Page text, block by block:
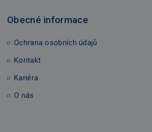
Obecné informace
Ochrana osobních údajů
Kontakt
Kariéra
O nás